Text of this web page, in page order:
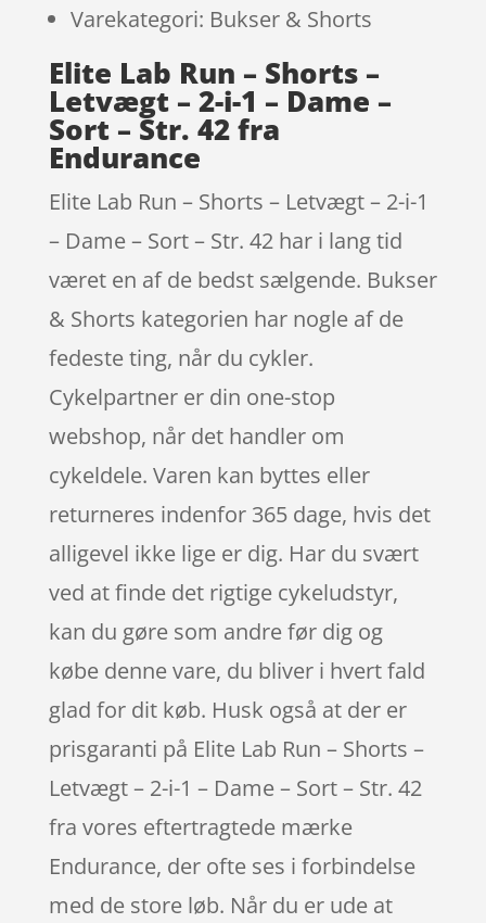
Varekategori: Bukser & Shorts
Elite Lab Run – Shorts –
Letvægt – 2-i-1 – Dame –
Sort – Str. 42 fra
Endurance
Elite Lab Run – Shorts – Letvægt – 2-i-1
– Dame – Sort – Str. 42 har i lang tid
været en af de bedst sælgende. Bukser
& Shorts kategorien har nogle af de
fedeste ting, når du cykler.
Cykelpartner er din one-stop
webshop, når det handler om
cykeldele. Varen kan byttes eller
returneres indenfor 365 dage, hvis det
alligevel ikke lige er dig. Har du svært
ved at finde det rigtige cykeludstyr,
kan du gøre som andre før dig og
købe denne vare, du bliver i hvert fald
glad for dit køb. Husk også at der er
prisgaranti på Elite Lab Run – Shorts –
Letvægt – 2-i-1 – Dame – Sort – Str. 42
fra vores eftertragtede mærke
Endurance, der ofte ses i forbindelse
med de store løb. Når du er ude at